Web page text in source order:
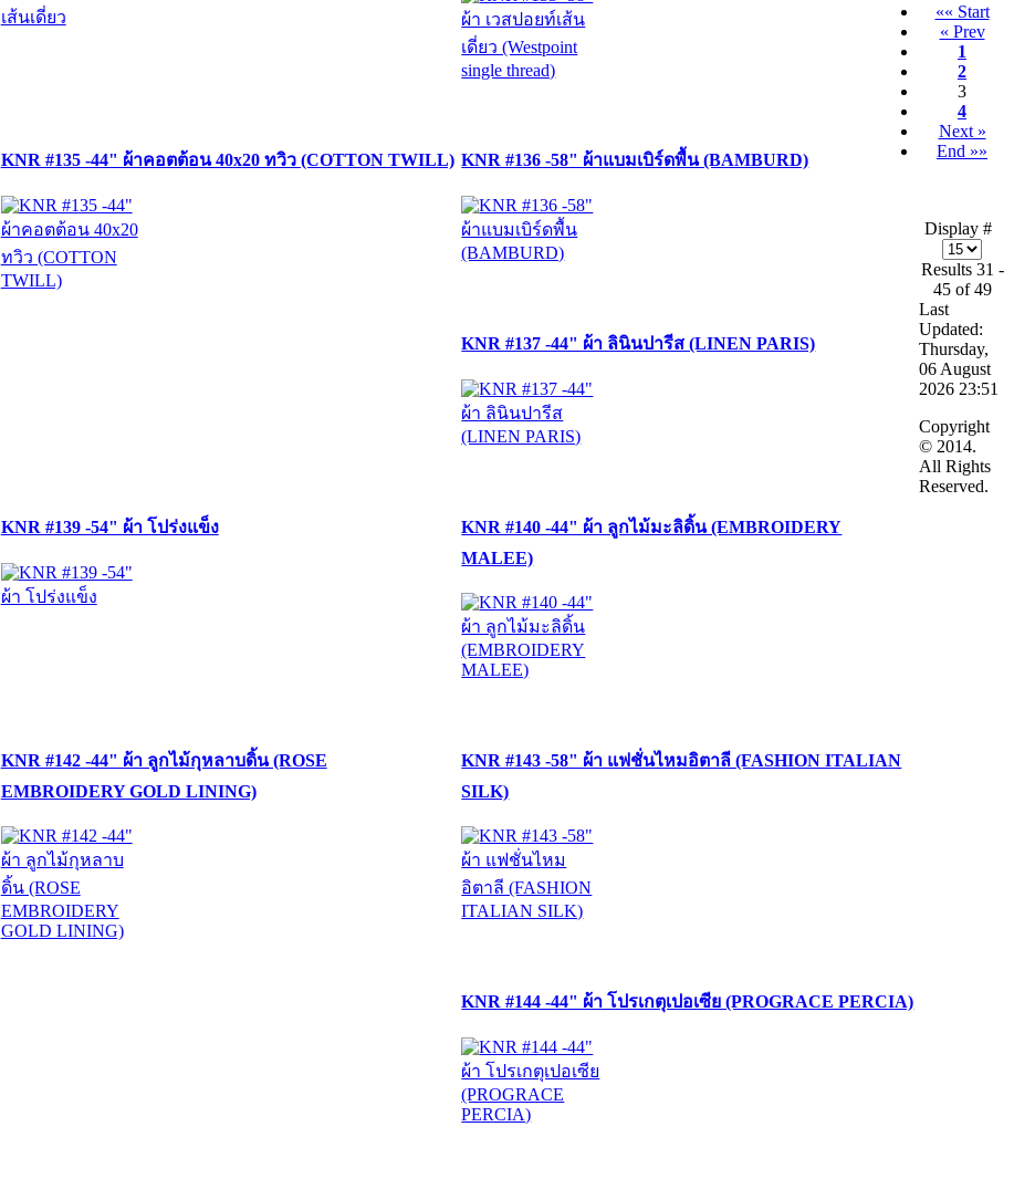
KNR #135 -44" ผ้าคอตต้อน 40x20 ทวิว (COTTON TWILL) KNR #136 -58" ผ้าแบมเบิร์ดพื้น (BAMBURD)
KNR #137 -44" ผ้า ลินินปารีส (LINEN PARIS)
KNR #139 -54" ผ้า โปร่งแข็ง
KNR #140 -44" ผ้า ลูกไม้มะลิดิ้น (EMBROIDERY
MALEE)
KNR #142 -44" ผ้า ลูกไม้กุหลาบดิ้น (ROSE
EMBROIDERY GOLD LINING)
KNR #143 -58" ผ้า แฟชั่นไหมอิตาลี (FASHION ITALIAN
SILK)
KNR #144 -44" ผ้า โปรเกตุเปอเซีย (PROGRACE PERCIA)
«« Start
« Prev
1
2
3
4
Next »
End »»
Display #
Results 31 -
45 of 49
Last
Updated:
Thursday,
06 August
2026 23:51
Copyright
© 2014.
All Rights
Reserved.